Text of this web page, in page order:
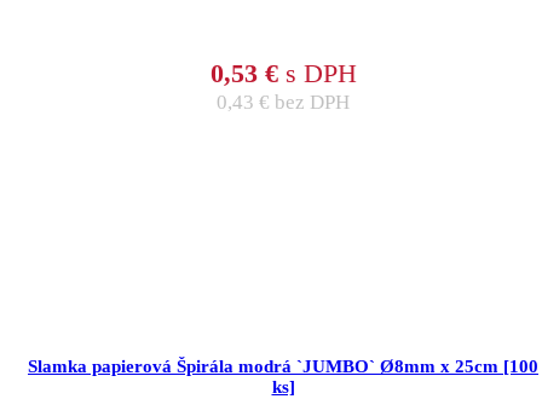
0,53 €s DPH
0,43 € bez DPH
Slamka papierová Špirála modrá `JUMBO` Ø8mm x 25cm [100
ks]